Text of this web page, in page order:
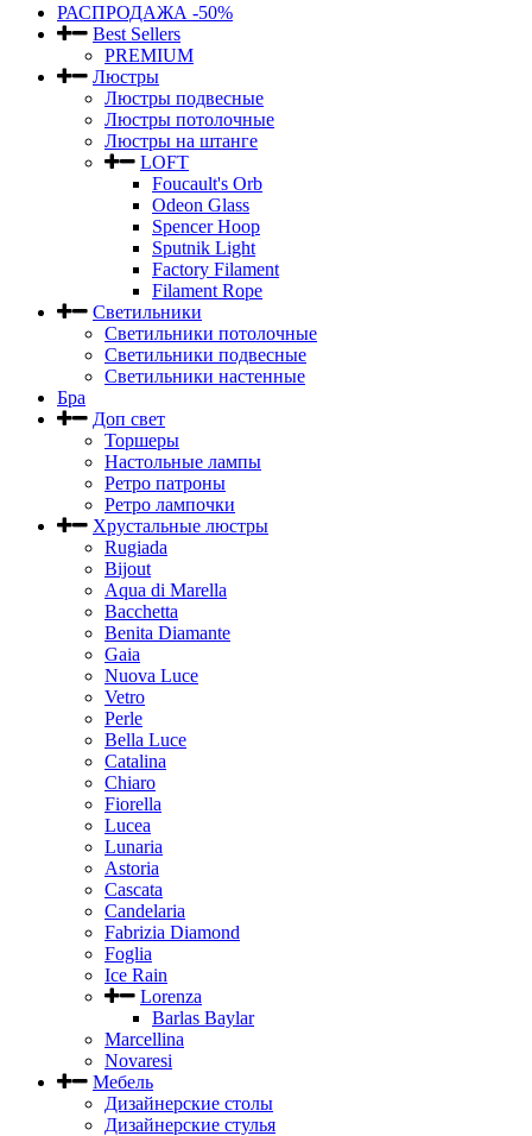
РАСПРОДАЖА -50%
Best Sellers
PREMIUM
Люстры
Люстры подвесные
Люстры потолочные
Люстры на штанге
LOFT
Foucault's Orb
Odeon Glass
Spencer Hoop
Sputnik Light
Factory Filament
Filament Rope
Светильники
Светильники потолочные
Светильники подвесные
Светильники настенные
Бра
Доп свет
Торшеры
Настольные лампы
Ретро патроны
Ретро лампочки
Хрустальные люстры
Rugiada
Bijout
Aqua di Marella
Bacchetta
Benita Diamante
Gaia
Nuova Luce
Vetro
Perle
Bella Luce
Сatalina
Chiaro
Fiorella
Lucea
Lunaria
Astoria
Cascata
Candelaria
Fabrizia Diamond
Foglia
Ice Rain
Lorenza
Barlas Baylar
Marcellina
Novaresi
Мебель
Дизайнерские столы
Дизайнерские стулья